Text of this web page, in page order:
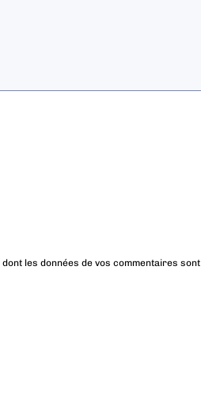
les données de vos commentaires sont